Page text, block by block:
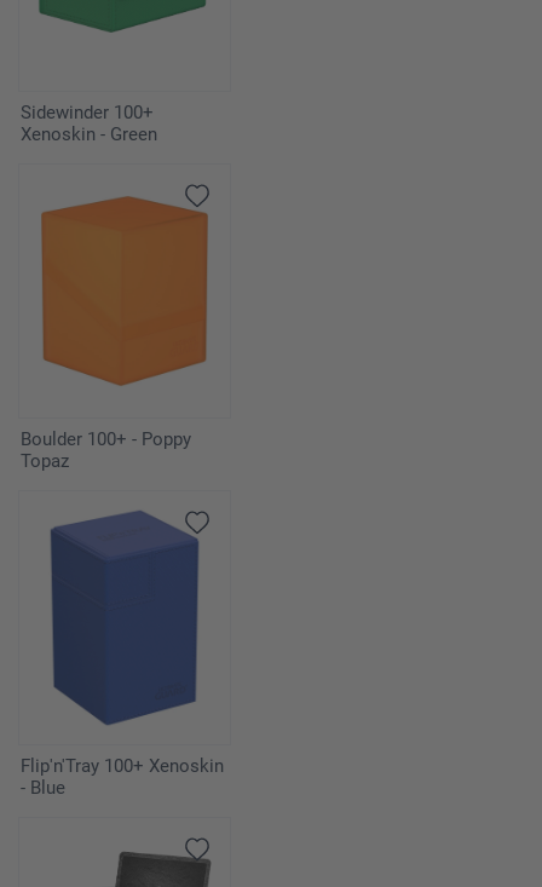
Sidewinder 100+
Xenoskin - Green
Boulder 100+ - Poppy
Topaz
Flip'n'Tray 100+ Xenoskin
- Blue